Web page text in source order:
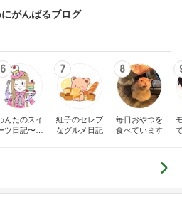
がんばるブログ
6
んたのスイ
ツ日記〜小
7
紅子のセレブ
なグルメ日記
8
毎日おやつを
食べています